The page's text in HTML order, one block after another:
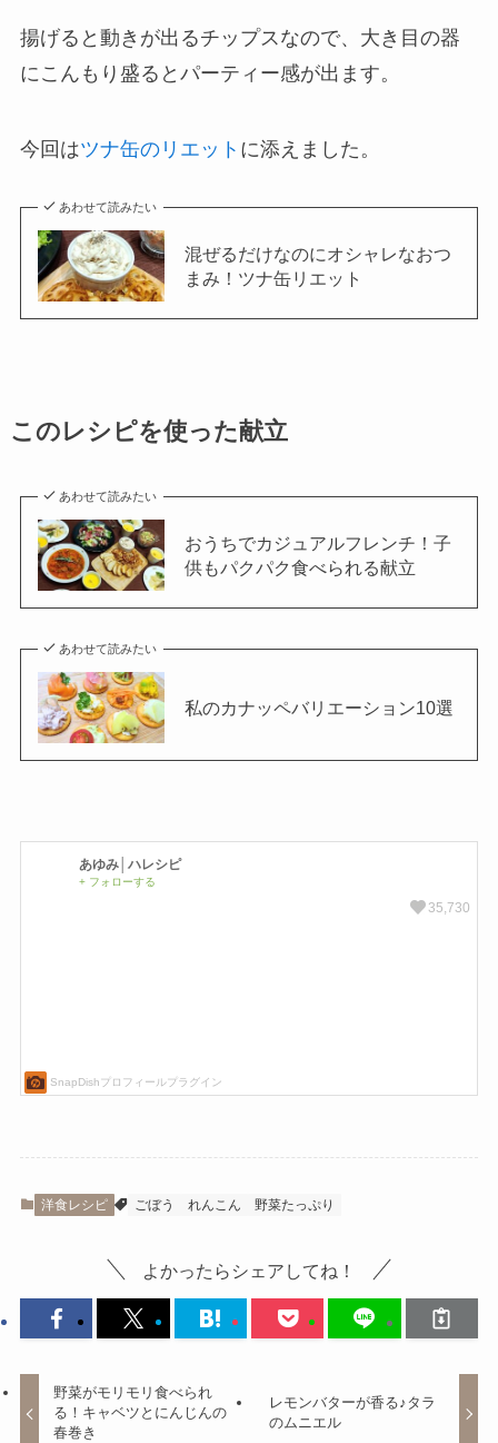
揚げると動きが出るチップスなので、大き目の器
にこんもり盛るとパーティー感が出ます。
今回はツナ缶のリエット に添えました。
あわせて読みたい
混ぜるだけなのにオシャレなおつ
まみ！ツナ缶リエット
このレシピを使った献立
あわせて読みたい
おうちでカジュアルフレンチ！子
供もパクパク食べられる献立
あわせて読みたい
私のカナッペバリエーション10選
洋食レシピ ごぼう れんこん 野菜たっぷり
よかったらシェアしてね！
野菜がモリモリ食べられ
る！キャベツとにんじんの
春巻き
レモンバターが香る♪タラ
のムニエル